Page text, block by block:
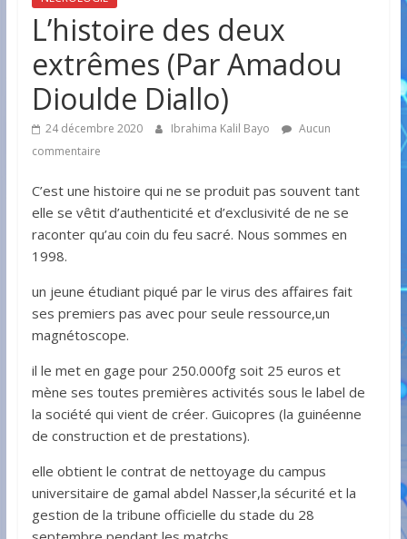
L’histoire des deux
extrêmes (Par Amadou
Dioulde Diallo)
24 décembre 2020 Ibrahima Kalil Bayo
Aucun
commentaire
C’est une histoire qui ne se produit pas souvent tant
elle se vêtit d’authenticité et d’exclusivité de ne se
raconter qu’au coin du feu sacré. Nous sommes en
1998.
un jeune étudiant piqué par le virus des affaires fait
ses premiers pas avec pour seule ressource,un
magnétoscope.
il le met en gage pour 250.000fg soit 25 euros et
mène ses toutes premières activités sous le label de
la société qui vient de créer. Guicopres (la guinéenne
de construction et de prestations).
elle obtient le contrat de nettoyage du campus
universitaire de gamal abdel Nasser,la sécurité et la
gestion de la tribune officielle du stade du 28